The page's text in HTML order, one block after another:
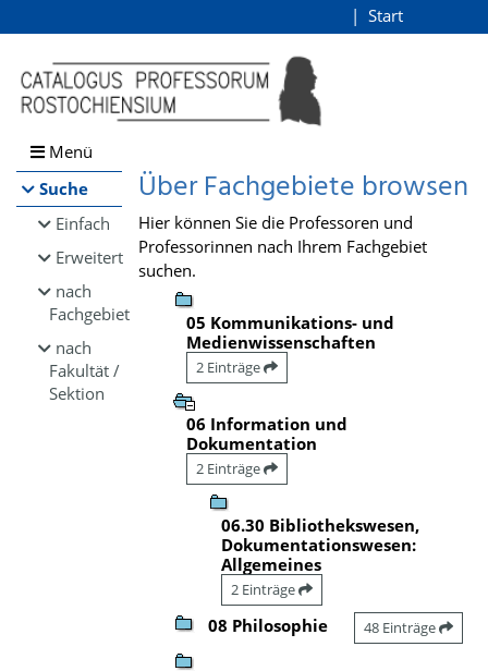
Browsen
direkt zum Inhalt
Start
Menü
Suche
Einfach
Erweitert
nach
Fachgebiet
nach
Fakultät /
Sektion
Über Fachgebiete browsen
Hier können Sie die Professoren und
Professorinnen nach Ihrem Fachgebiet
suchen.
05 Kommunikations- und
Medienwissenschaften
2 Einträge
06 Information und
Dokumentation
2 Einträge
06.30 Bibliothekswesen,
Dokumentationswesen:
Allgemeines
2 Einträge
08 Philosophie 48 Einträge